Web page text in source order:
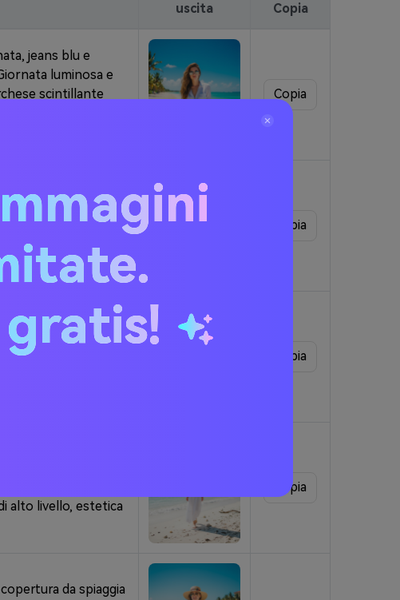
uscita Copia
jeans blu e
luminosa e
scintillante
Copia
grazia su una
sparse.
Sabbia bianca
luminosa,
Copia
luminosi con
blu brillante
bianca
di moda
Copia
abito estivo di
alto livello, estetica
Copia
da spiaggia